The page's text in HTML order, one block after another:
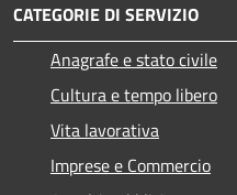
CATEGORIE DI SERVIZIO
Anagrafe e stato civile
Cultura e tempo libero
Vita lavorativa
Imprese e Commercio